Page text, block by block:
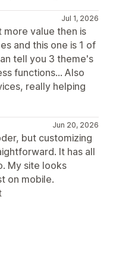
Jul 1, 2026
more value then is
and this one is 1 of
tell you 3 theme's
functions... Also
really helping
Jun 20, 2026
but customizing
It has all
My site looks
on mobile.